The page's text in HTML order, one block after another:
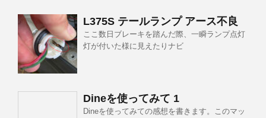
L375S テールランプ アース不良
ここ数日ブレーキを踏んだ際、一瞬ランプ点灯
灯が付いた様に見えたりナビ
Dineを使ってみて 1
Dineを使ってみての感想を書きます。このマッ